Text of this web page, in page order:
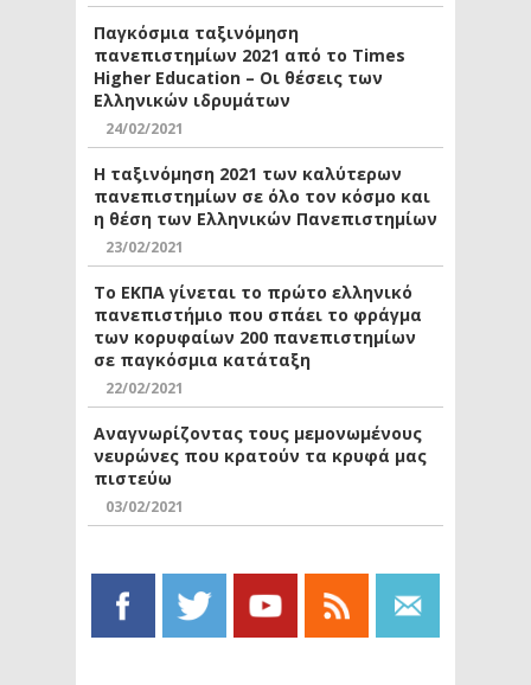
Παγκόσμια ταξινόμηση
πανεπιστημίων 2021 από το Times
Higher Education – Οι θέσεις των
Ελληνικών ιδρυμάτων
24/02/2021
Η ταξινόμηση 2021 των καλύτερων
πανεπιστημίων σε όλο τον κόσμο και
η θέση των Ελληνικών Πανεπιστημίων
23/02/2021
Το ΕΚΠΑ γίνεται το πρώτο ελληνικό
πανεπιστήμιο που σπάει το φράγμα
των κορυφαίων 200 πανεπιστημίων
σε παγκόσμια κατάταξη
22/02/2021
Αναγνωρίζοντας τους μεμονωμένους
νευρώνες που κρατούν τα κρυφά μας
πιστεύω
03/02/2021